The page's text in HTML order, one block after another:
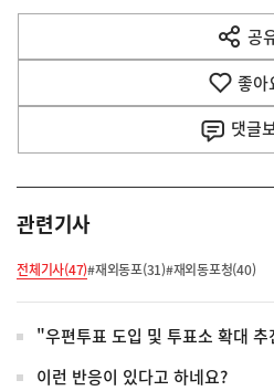
다
음
공
열
기
좋아
댓글
관련기사
전체기사(47)#재외동포(31)#재외동포청(40)
"우편투표 도입 및 투표소 확대
이런 반응이 있다고 하네요?